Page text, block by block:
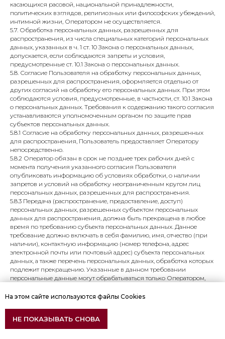
касающихся расовой, национальной принадлежности,
политических взглядов, религиозных или философских убеждений,
интимной жизни, Оператором не осуществляется.
5.7. Обработка персональных данных, разрешенных для
распространения, из числа специальных категорий персональных
данных, указанных в ч. 1 ст. 10 Закона о персональных данных,
допускается, если соблюдаются запреты и условия,
предусмотренные ст. 10.1 Закона о персональных данных.
5.8. Согласие Пользователя на обработку персональных данных,
разрешенных для распространения, оформляется отдельно от
других согласий на обработку его персональных данных. При этом
соблюдаются условия, предусмотренные, в частности, ст. 10.1 Закона
о персональных данных. Требования к содержанию такого согласия
устанавливаются уполномоченным органом по защите прав
субъектов персональных данных.
5.8.1 Согласие на обработку персональных данных, разрешенных
для распространения, Пользователь предоставляет Оператору
непосредственно.
5.8.2 Оператор обязан в срок не позднее трех рабочих дней с
момента получения указанного согласия Пользователя
опубликовать информацию об условиях обработки, о наличии
запретов и условий на обработку неограниченным кругом лиц
персональных данных, разрешенных для распространения.
5.8.3 Передача (распространение, предоставление, доступ)
персональных данных, разрешенных субъектом персональных
данных для распространения, должна быть прекращена в любое
время по требованию субъекта персональных данных. Данное
требование должно включать в себя фамилию, имя, отчество (при
наличии), контактную информацию (номер телефона, адрес
электронной почты или почтовый адрес) субъекта персональных
данных, а также перечень персональных данных, обработка которых
подлежит прекращению. Указанные в данном требовании
персональные данные могут обрабатываться только Оператором,
5.8.4 Согласие на обработку персональных данных, разрешенных
5.8.3 настоящей Политики в отношении обработки персональных
данных.
На этом сайте используются файлы Cookies
НЕ ПОКАЗЫВАТЬ СНОВА